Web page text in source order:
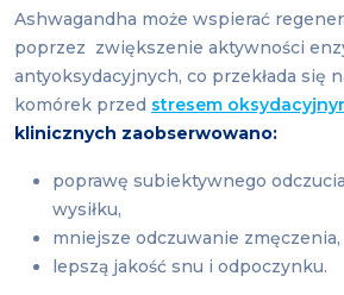
Ashwagandha może wspierać
poprzez zwiększenie aktywności
antyoksydacyjnych, co przekłada się
komórek przed stresem
klinicznych zaobserwowano:
poprawę subiektywnego
wysiłku,
mniejsze odczuwanie zmęczenia,
lepszą jakość snu i odpoczynku.